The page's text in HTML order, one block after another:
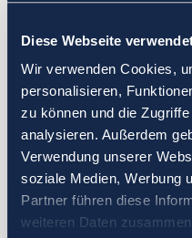
Diese Webseite
Wir verwenden Cookies,
personalisieren,
zu können und die
analysieren. Außerdem
Verwendung unserer
soziale Medien, Werbung
Partner führen diese
weiteren Daten